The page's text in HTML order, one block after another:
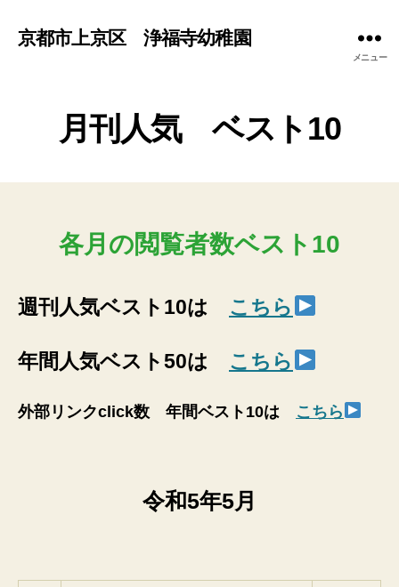
京都市上京区 浄福寺幼稚園
メニュー
月刊人気 ベスト10
各月の閲覧者数ベスト10
週刊人気ベスト10は こちら
年間人気ベスト50は こちら
外部リンクclick数 年間ベスト10は こちら
令和5年5月